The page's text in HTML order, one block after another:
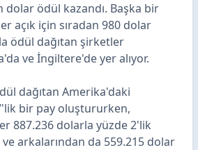
dolar ödül kazandı. Başka bir
açık için sıradan 980 dolar
ödül dağıtan şirketler
ve İngiltere'de yer alıyor.
dağıtan Amerika'daki
bir pay oluştururken,
887.236 dolarla yüzde 2'lik
arkalarından da 559.215 dolar